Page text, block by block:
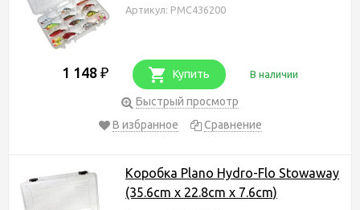
Артикул: PMC436200
1 148 ₽ Купить В наличии
Быстрый просмотр
В избранное
Сравнение
Коробка Plano Hydro-Flo Stowaway
(35.6cm x 22.8cm x 7.6cm)